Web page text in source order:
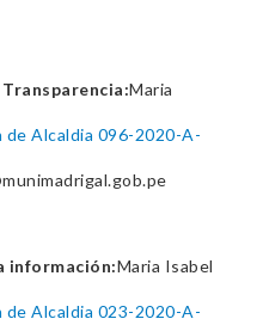
Maria
de Alcaldia 096-2020-A-
información:Maria Isabel
de Alcaldia 023-2020-A-